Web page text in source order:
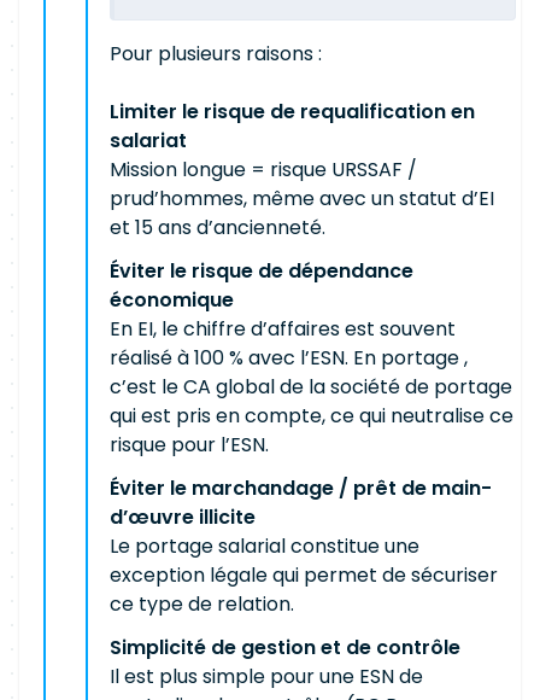
Pour plusieurs raisons :
Limiter le risque de requalification en
salariat
Mission longue = risque URSSAF /
prud’hommes, même avec un statut d’EI
et 15 ans d’ancienneté.
Éviter le risque de dépendance
économique
En EI, le chiffre d’affaires est souvent
réalisé à 100 % avec l’ESN. En portage ,
c’est le CA global de la société de portage
qui est pris en compte, ce qui neutralise ce
risque pour l’ESN.
Éviter le marchandage / prêt de main-
d’œuvre illicite
Le portage salarial constitue une
exception légale qui permet de sécuriser
ce type de relation.
Simplicité de gestion et de contrôle
Il est plus simple pour une ESN de